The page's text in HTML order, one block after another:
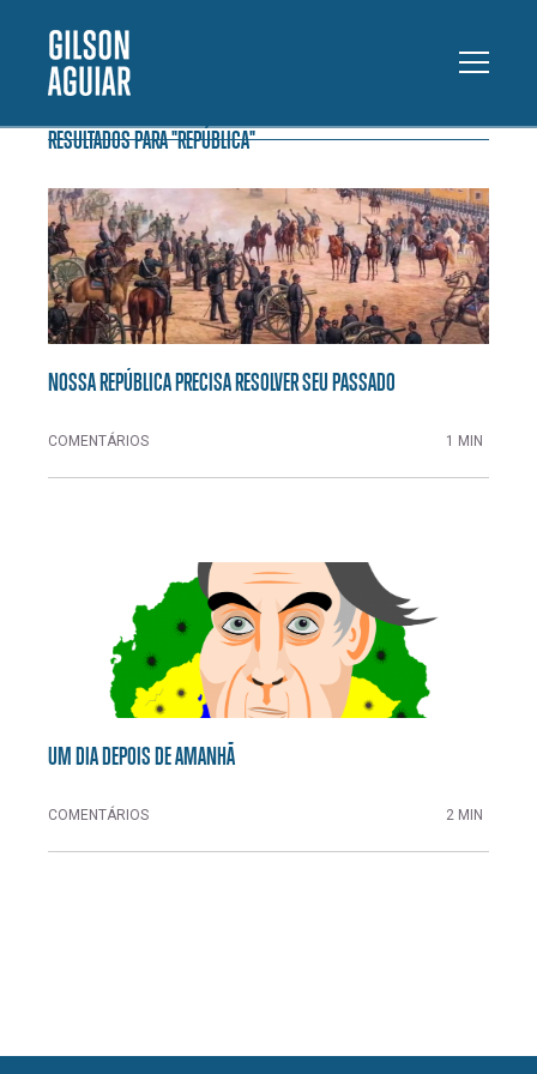
RESULTADOS PARA "REPÚBLICA"
NOSSA REPÚBLICA PRECISA RESOLVER SEU PASSADO
COMENTÁRIOS 1 MIN
UM DIA DEPOIS DE AMANHÃ
COMENTÁRIOS 2 MIN